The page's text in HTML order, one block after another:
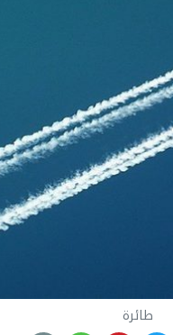
طائرة